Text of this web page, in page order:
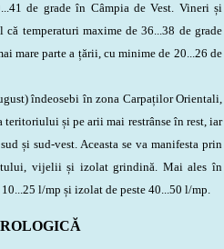
de grade în Câmpia de Vest. Vineri și
că temperaturi maxime de 36...38 de grade
mare parte a țării, cu minime de 20...26 de
îndeosebi în zona Carpaților Orientali,
și pe arii mai restrânse în rest, iar
și sud-vest. Aceasta se va manifesta prin
vijelii și izolat grindină. Mai ales în
l/mp și izolat de peste 40...50 l/mp.